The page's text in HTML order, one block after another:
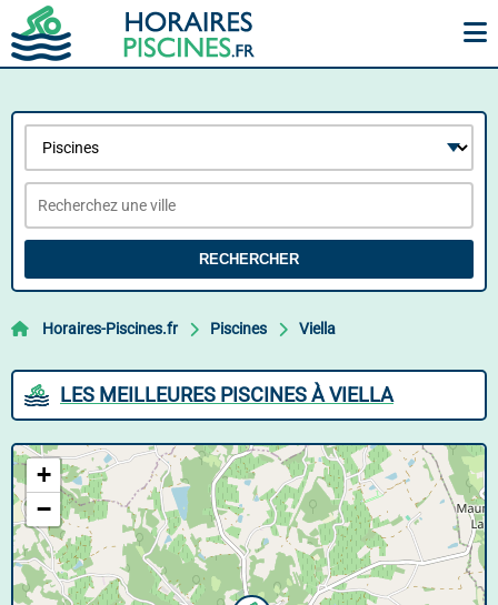
RECHERCHER
Horaires-Piscines.fr Piscines Viella
LES MEILLEURES PISCINES À VIELLA
+
−